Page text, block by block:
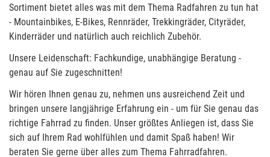
Sortiment bietet alles was mit dem Thema Radfahren zu tun hat
- Mountainbikes, E-Bikes, Rennräder, Trekkingräder, Cityräder,
Kinderräder und natürlich auch reichlich Zubehör.
Unsere Leidenschaft: Fachkundige, unabhängige Beratung -
genau auf Sie zugeschnitten!
Wir hören Ihnen genau zu, nehmen uns ausreichend Zeit und
bringen unsere langjährige Erfahrung ein - um für Sie genau das
richtige Fahrrad zu finden. Unser größtes Anliegen ist, dass Sie
sich auf Ihrem Rad wohlfühlen und damit Spaß haben! Wir
beraten Sie gerne über alles zum Thema Fahrradfahren.